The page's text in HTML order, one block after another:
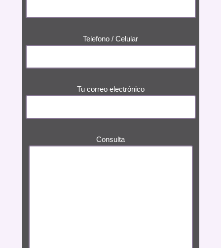
Telefono / Celular
Tu correo electrónico
Consulta